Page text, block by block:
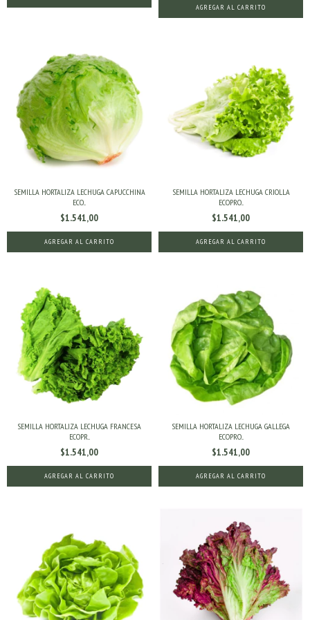
SEMILLA HORTALIZA LECHUGA CAPUCCHINA
ECO...
$1.541,00
SEMILLA HORTALIZA LECHUGA CRIOLLA
ECOPRO...
$1.541,00
SEMILLA HORTALIZA LECHUGA FRANCESA
ECOPR...
$1.541,00
SEMILLA HORTALIZA LECHUGA GALLEGA
ECOPRO...
$1.541,00